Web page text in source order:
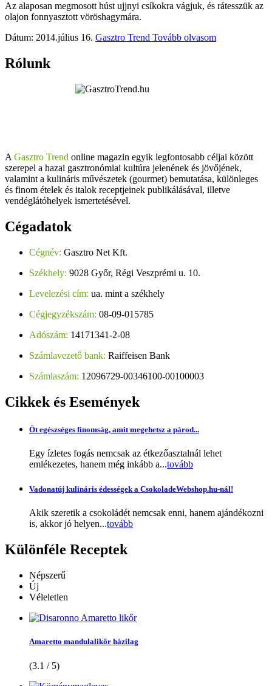
Az alaposan megmosott húst ujjnyi csíkokra vágjuk, és rátesszük az
olajon fonnyasztott vöröshagymára.
Dátum: 2014.július 16. Gasztro Trend Tovább olvasom
Rólunk
A Gasztro Trend online magazin egyik legfontosabb céljai között
szerepel a hazai gasztronómiai kultúra jelenének és jövőjének,
valamint a kulináris művészetek (gourmet) bemutatása, különleges
és finom ételek és italok receptjeinek publikálásával, illetve
vendéglátóhelyek ismertetésével.
Cégadatok
Cégnév: Gasztro Net Kft.
Székhely: 9028 Győr, Régi Veszprémi u. 10.
Levelezési cím: ua. mint a székhely
Cégjegyzékszám: 08-09-015785
Adószám: 14171341-2-08
Számlavezető bank: Raiffeisen Bank
Számlaszám: 12096729-00346100-00100003
Cikkek és Események
Öt egészséges finomság, amit megehetsz a párod...
Egy ízletes fogás nemcsak az étkezőasztalnál lehet
emlékezetes, hanem még inkább a...tovább
Vadonatúj kulináris édességek a CsokoladeWebshop.hu-nál!
Akik szeretik a csokoládét nemcsak enni, hanem ajándékozni
is, akkor jó helyen...tovább
Különféle Receptek
Népszerű
Új
Véleletlen
Amaretto mandulalikőr házilag
(3.1 / 5)